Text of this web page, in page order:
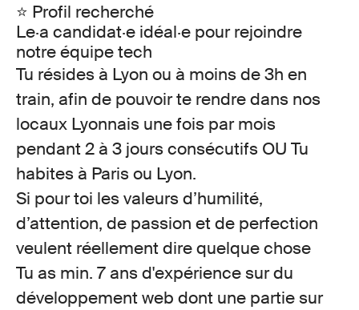
⭐ Profil recherché
Le·a candidat·e idéal·e pour rejoindre
notre équipe tech
Tu résides à Lyon ou à moins de 3h en
train, afin de pouvoir te rendre dans nos
locaux Lyonnais une fois par mois
pendant 2 à 3 jours consécutifs OU Tu
habites à Paris ou Lyon.
Si pour toi les valeurs d’humilité,
d’attention, de passion et de perfection
veulent réellement dire quelque chose
Tu as min. 7 ans d'expérience sur du
développement web dont une partie sur